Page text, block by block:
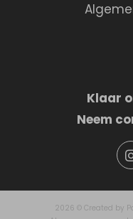
Klaar
Neem
2026 © Created by